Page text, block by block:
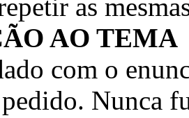
as
AO TEMA
com o
pedido. Nunca